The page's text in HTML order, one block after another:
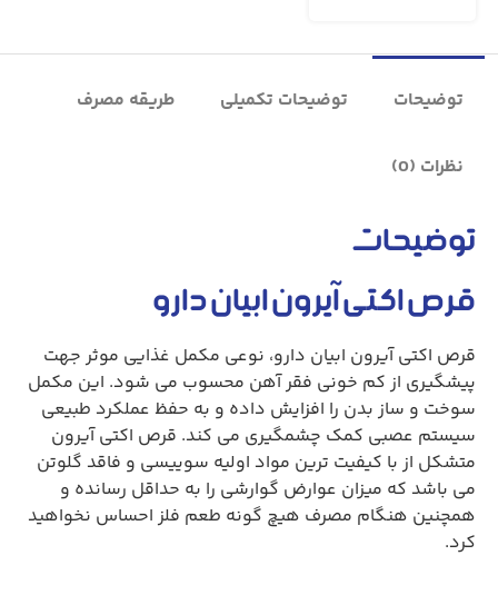
توضیحات توضیحات تکمیلی طریقه مصرف
نظرات (0)
توضیحات
قرص اکتی آیرون ابیان دارو
قرص اکتی آیرون ابیان دارو، نوعی مکمل غذایی موثر جهت
پیشگیری از کم خونی فقر آهن محسوب می شود. این مکمل
سوخت و ساز بدن را افزایش داده و به حفظ عملکرد طبیعی
سیستم عصبی کمک چشمگیری می کند. قرص اکتی آیرون
متشکل از با کیفیت ترین مواد اولیه سوییسی و فاقد گلوتن
می باشد که میزان عوارض گوارشی را به حداقل رسانده و
همچنین هنگام مصرف هیچ گونه طعم فلز احساس نخواهید
کرد.